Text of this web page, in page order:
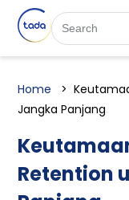
Home
Jangka Panjang
Retention